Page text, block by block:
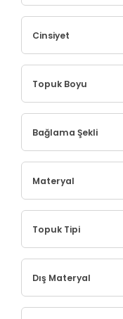
Cinsiyet
Topuk Boyu
Bağlama Şekli
Materyal
Topuk Tipi
Dış Materyal